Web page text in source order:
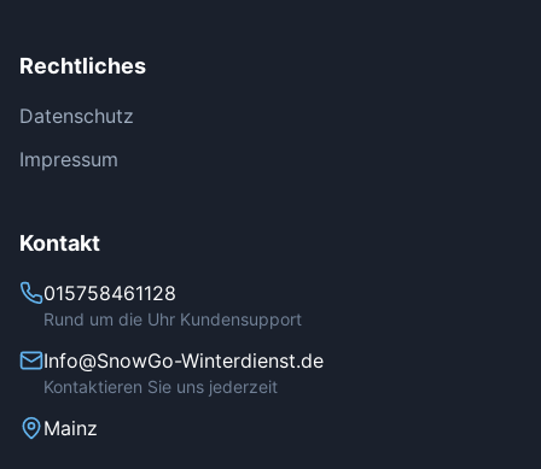
Rechtliches
Datenschutz
Impressum
Kontakt
015758461128
Rund um die Uhr Kundensupport
Info@SnowGo-Winterdienst.de
Kontaktieren Sie uns jederzeit
Mainz